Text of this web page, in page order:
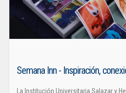
Semana Inn - Inspiración,
La Institución Universitaria Salazar y